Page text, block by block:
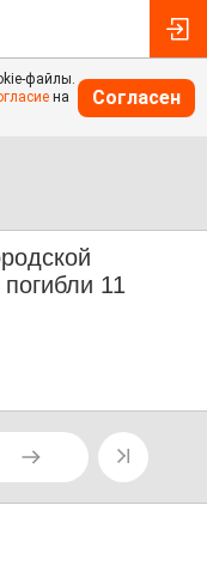
файлы.
на
Согласен
11